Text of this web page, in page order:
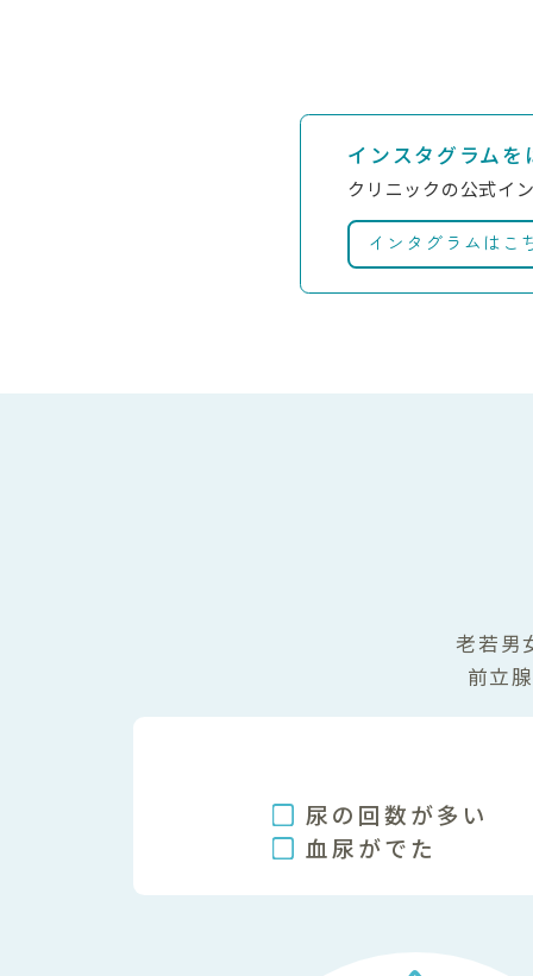
インスタグラムを
クリニックの公式イ
インタグラムはこ
老若男
前立
尿の回数が多い
血尿がでた